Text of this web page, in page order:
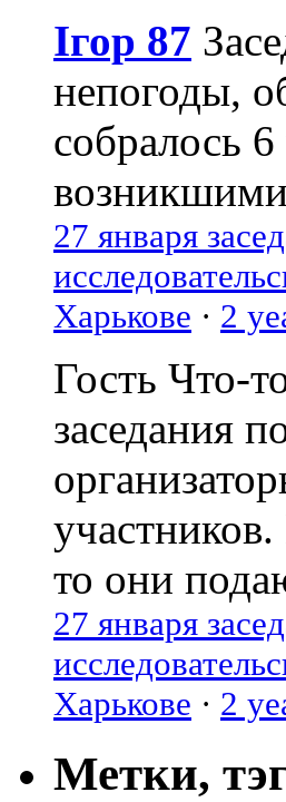
Ігор 87
непогоды,
собралось
возникшими
27 января
Харькове · 2
Гость Что-
заседания
то они
27 января
Харькове · 2
Метки,